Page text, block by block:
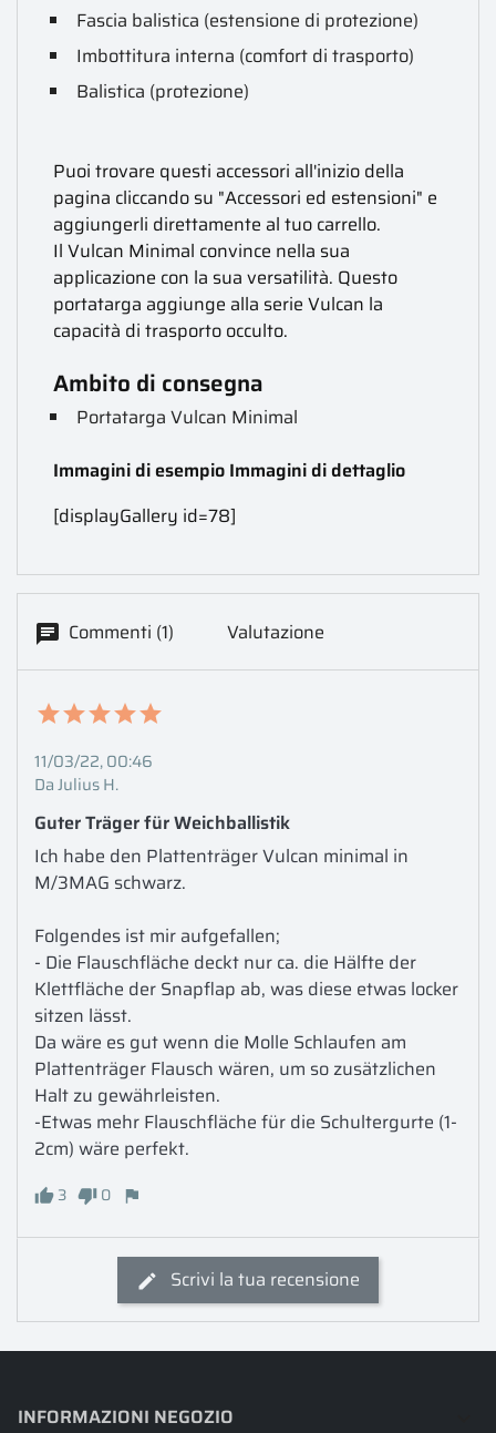
Fascia balistica (estensione di protezione)
Imbottitura interna (comfort di trasporto)
Balistica (protezione)
Puoi trovare questi accessori all'inizio della
pagina cliccando su "Accessori ed estensioni" e
aggiungerli direttamente al tuo carrello.
Il Vulcan Minimal convince nella sua
applicazione con la sua versatilità. Questo
portatarga aggiunge alla serie Vulcan la
capacità di trasporto occulto.
Ambito di consegna
Portatarga Vulcan Minimal
Immagini di esempio Immagini di dettaglio
[displayGallery id=78]
Commenti (1) Valutazione
11/03/22, 00:46
Da Julius H.
Guter Träger für Weichballistik
Ich habe den Plattenträger Vulcan minimal in
M/3MAG schwarz.
Folgendes ist mir aufgefallen;
- Die Flauschfläche deckt nur ca. die Hälfte der
Klettfläche der Snapflap ab, was diese etwas locker
sitzen lässt.
Da wäre es gut wenn die Molle Schlaufen am
Plattenträger Flausch wären, um so zusätzlichen
Halt zu gewährleisten.
-Etwas mehr Flauschfläche für die Schultergurte (1-
2cm) wäre perfekt.
3 0
Scrivi la tua recensione
INFORMAZIONI NEGOZIO